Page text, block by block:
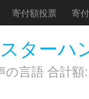
寄付額投票 寄
ターハ
言語 合計額